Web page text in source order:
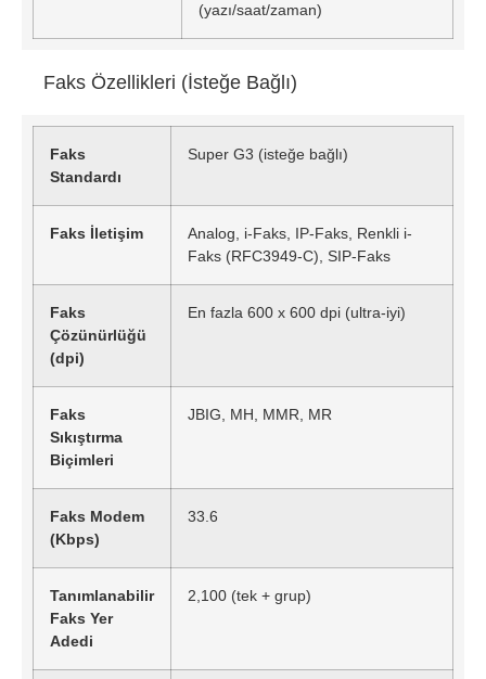
(yazı/saat/zaman)
Faks Özellikleri (İsteğe Bağlı)
Faks
Standardı
Super G3 (isteğe bağlı)
Faks İletişim
Analog, i-Faks, IP-Faks, Renkli i-
Faks (RFC3949-C), SIP-Faks
Faks
Çözünürlüğü
(dpi)
En fazla 600 x 600 dpi (ultra-iyi)
Faks
Sıkıştırma
Biçimleri
JBIG, MH, MMR, MR
Faks Modem
(Kbps)
33.6
Tanımlanabilir
Faks Yer
Adedi
2,100 (tek + grup)